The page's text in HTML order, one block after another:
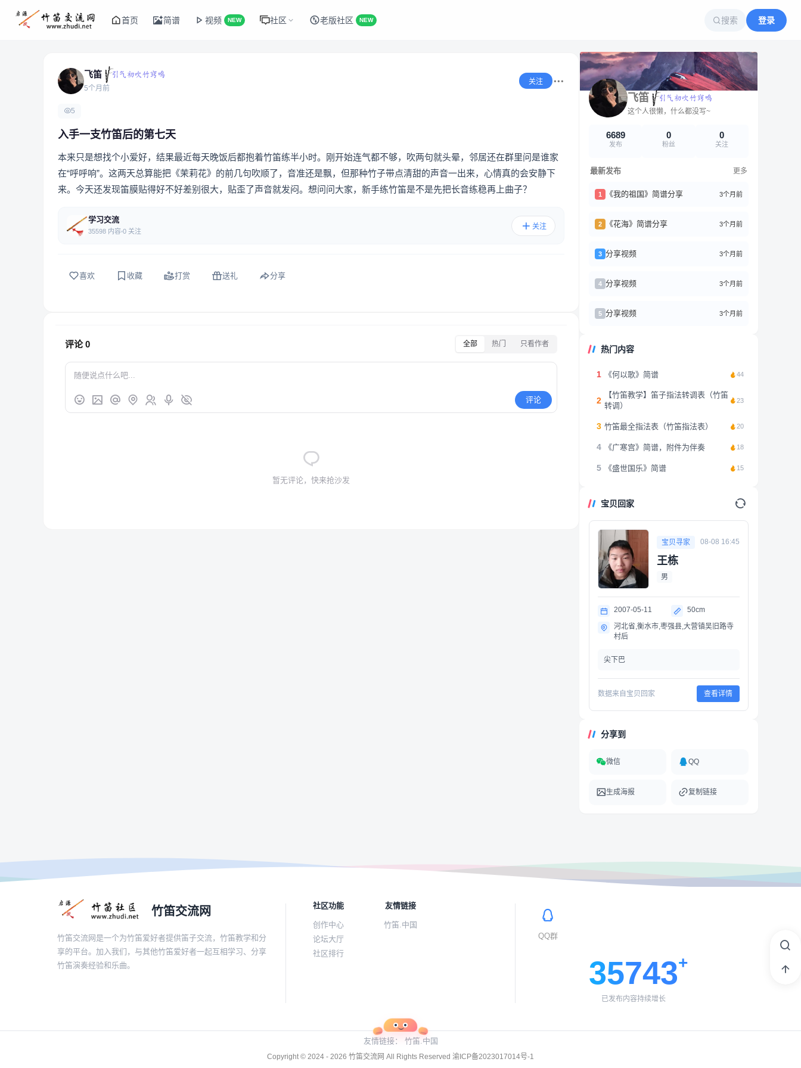
首页 简谱 视频 NEW 社区 老版社区 NEW 搜索 登录
飞笛
5个月前
关注
5
入手一支竹笛后的第七天
本来只是想找个小爱好，结果最近每天晚饭后都抱着竹笛练半小时。刚开始连气都不够，吹两句就头晕，邻居还在群里问是谁家
在“呼呼响”。这两天总算能把《茉莉花》的前几句吹顺了，音准还是飘，但那种竹子带点清甜的声音一出来，心情真的会安静下
来。今天还发现笛膜贴得好不好差别很大，贴歪了声音就发闷。想问问大家，新手练竹笛是不是先把长音练稳再上曲子？
学习交流
35598 内容 0 关注
关注
喜欢 收藏 打赏 送礼 分享
评论0 全部 热门 只看作者
评论
暂无评论，快来抢沙发
飞笛
这个人很懒，什么都没写~
6689
发布
0
粉丝
0
关注
最新发布 更多
1 《我的祖国》简谱分享 3个月前
2 《花海》简谱分享 3个月前
3 分享视频 3个月前
4 分享视频 3个月前
5 分享视频 3个月前
热门内容
1 《何以歌》简谱 44
2
【竹笛教学】笛子指法转调表（竹笛
转调）
23
3 竹笛最全指法表（竹笛指法表） 20
4 《广寒宫》简谱，附件为伴奏 18
5 《盛世国乐》简谱 15
宝贝回家
宝贝寻家 08-08 16:45
王栋
男
2007-05-11
50cm
河北省,衡水市,枣强县,大营镇吴旧路寺
村后
尖下巴
数据来自宝贝回家 查看详情
分享到
微信 QQ
生成海报 复制链接
竹笛交流网
竹笛交流网是一个为竹笛爱好者提供笛子交流，竹笛教学和分
享的平台。加入我们，与其他竹笛爱好者一起互相学习、分享
竹笛演奏经验和乐曲。
社区功能
创作中心
论坛大厅
社区排行
友情链接
竹笛.中国
QQ群
35743
已发布内容持续增长
友情链接： 竹笛.中国
Copyright © 2024 - 2026 竹笛交流网 All Rights Reserved 渝ICP备2023017014号-1